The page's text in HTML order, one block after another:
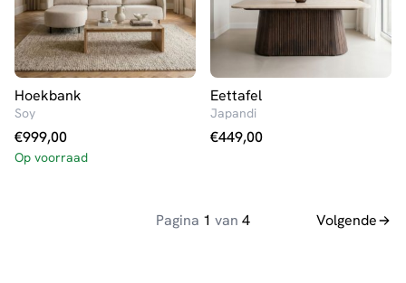
Hoekbank
Soy
€999,00
Op voorraad
Eettafel
Japandi
€449,00
Pagina 1 van 4 Volgende